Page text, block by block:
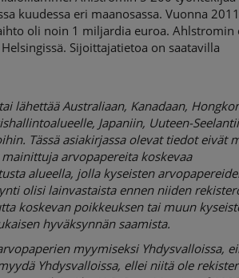
kuudessa eri maanosassa. Vuonna 2011
oli noin 1 miljardia euroa. Ahlstromin
Sijoittajatietoa on saatavilla
lähettää Australiaan, Kanadaan,
Japaniin, Uuteen-
Tässä asiakirjassa olevat tiedot eivät
arvopapereita koskevaa
alueella, jolla kyseisten
olisi lainvastaista ennen niiden
koskevan poikkeuksen tai muun
hyväksynnän saamista.
myymiseksi Yhdysvalloissa,
Yhdysvalloissa, ellei niitä ole